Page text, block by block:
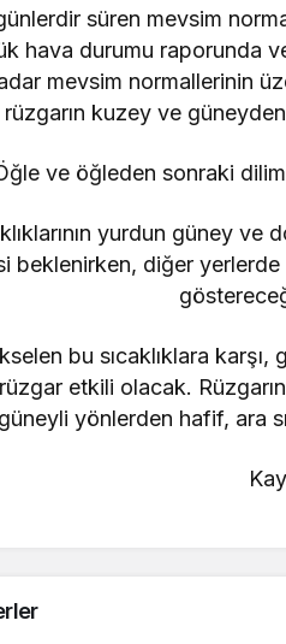
süren mevsim
hava durumu raporunda
mevsim normallerinin
rüzgarın kuzey ve
ve öğleden sonraki
yurdun güney
beklenirken, diğer
bu sıcaklıklara
etkili olacak.
güneyli yönlerden hafif, ara